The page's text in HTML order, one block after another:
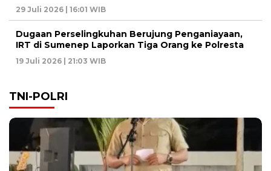
29 Juli 2026 | 16:01 WIB
Dugaan Perselingkuhan Berujung Penganiayaan,
IRT di Sumenep Laporkan Tiga Orang ke Polresta
19 Juli 2026 | 21:03 WIB
TNI-POLRI